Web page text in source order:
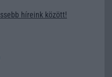
híreink között!